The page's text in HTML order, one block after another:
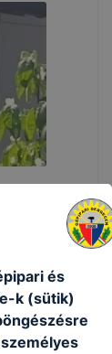
és
k (sütik)